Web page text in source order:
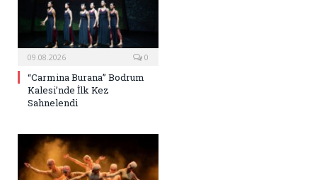
09.08.2026 0
“Carmina Burana” Bodrum
Kalesi’nde İlk Kez
Sahnelendi